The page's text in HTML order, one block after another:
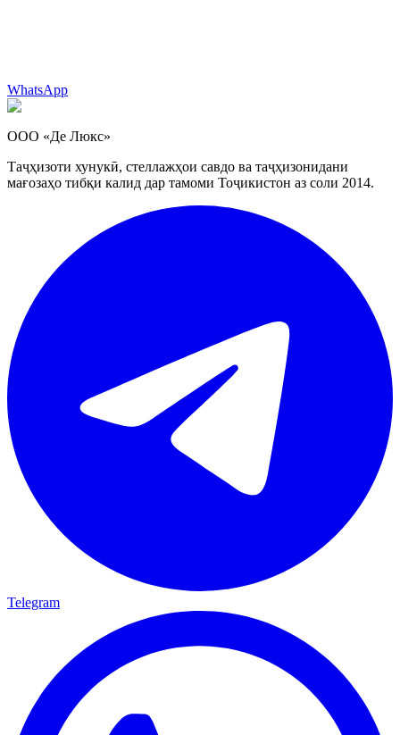
WhatsApp
ООО «Де Люкс»
Таҷҳизоти хунукӣ, стеллажҳои савдо ва таҷҳизонидани
мағозаҳо тибқи калид дар тамоми Тоҷикистон аз соли 2014.
Telegram